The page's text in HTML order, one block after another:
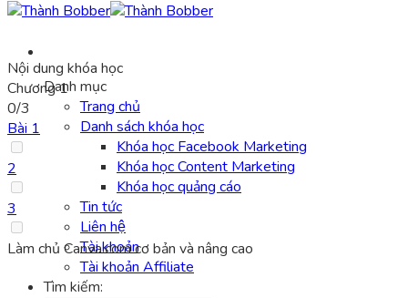
Danh mục
Trang chủ
Danh sách khóa học
Khóa học Facebook Marketing
Khóa học Content Marketing
Khóa học quảng cáo
Tin tức
Liên hệ
Tài khoản
Tài khoản Affiliate
Tìm kiếm:
Nội dung khóa học
Chương 1
0/3
Bài 1
2
3
Làm chủ Canva.com cơ bản và nâng cao